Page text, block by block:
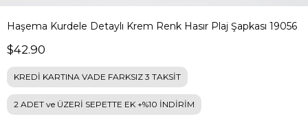
Haşema Kurdele Detaylı Krem Renk Hasır Plaj Şapkası 19056
$42.90
KREDİ KARTINA VADE FARKSIZ 3 TAKSİT
2 ADET ve ÜZERİ SEPETTE EK +%10 İNDİRİM